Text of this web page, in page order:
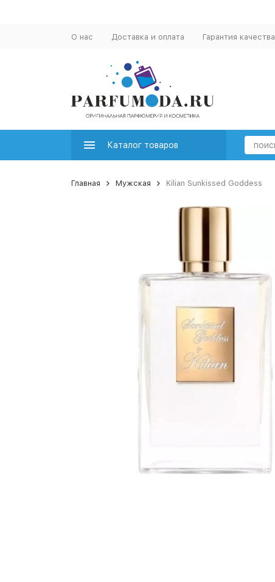
О нас Доставка и оплата Гарантия качества
Каталог товаров
Главная Мужская Kilian Sunkissed Goddess